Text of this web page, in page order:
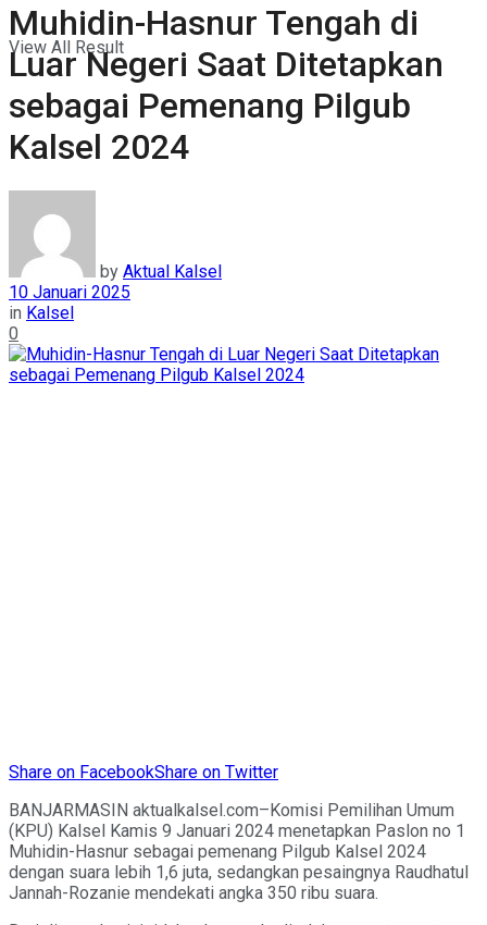
View All Result
Muhidin-Hasnur Tengah di
Luar Negeri Saat Ditetapkan
sebagai Pemenang Pilgub
Kalsel 2024
by Aktual Kalsel
10 Januari 2025
in Kalsel
0
Share on FacebookShare on Twitter
BANJARMASIN aktualkalsel.com–Komisi Pemilihan Umum
(KPU) Kalsel Kamis 9 Januari 2024 menetapkan Paslon no 1
Muhidin-Hasnur sebagai pemenang Pilgub Kalsel 2024
dengan suara lebih 1,6 juta, sedangkan pesaingnya Raudhatul
Jannah-Rozanie mendekati angka 350 ribu suara.